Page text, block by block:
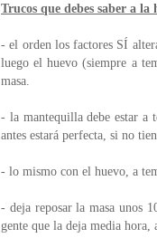
Trucos que debes saber a
- el orden los factores SÍ
luego el huevo (siempre a
masa.
- la mantequilla debe estar a
antes estará perfecta, si no
- lo mismo con el huevo, a
- deja reposar la masa unos
gente que la deja media hora,